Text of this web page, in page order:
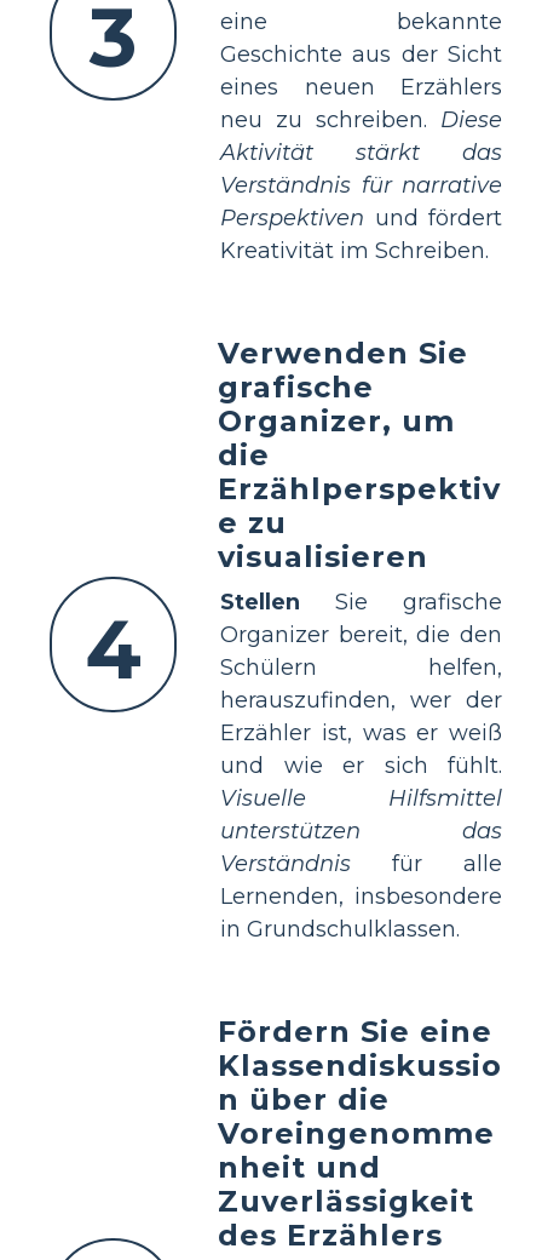
3
eine bekannte
Geschichte aus der Sicht
eines neuen Erzählers
neu zu schreiben. Diese
Aktivität stärkt das
Verständnis für narrative
Perspektiven und fördert
Kreativität im Schreiben.
4
Verwenden Sie
grafische
Organizer, um
die
Erzählperspektiv
e zu
visualisieren
Stellen Sie grafische
Organizer bereit, die den
Schülern helfen,
herauszufinden, wer der
Erzähler ist, was er weiß
und wie er sich fühlt.
Visuelle Hilfsmittel
unterstützen das
Verständnis für alle
Lernenden, insbesondere
in Grundschulklassen.
Fördern Sie eine
Klassendiskussio
n über die
Voreingenomme
nheit und
Zuverlässigkeit
des Erzählers